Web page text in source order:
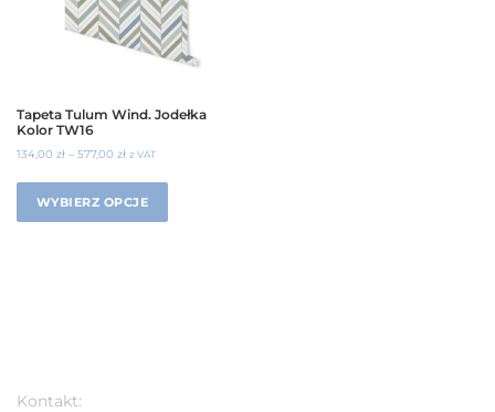
Tapeta Tulum Wind. Jodełka
Kolor TW16
134,00 zł – 577,00 zł z VAT
WYBIERZ OPCJE
Kontakt: